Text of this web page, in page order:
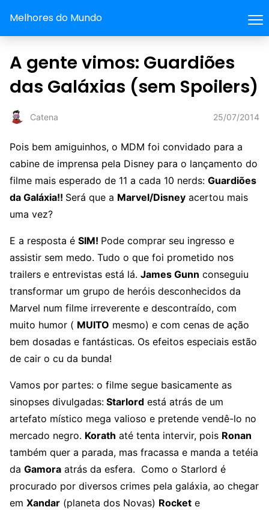
Melhores do Mundo
A gente vimos: Guardiões
das Galáxias (sem Spoilers)
Catena 25/07/2014
Pois bem amiguinhos, o MDM foi convidado para a
cabine de imprensa pela Disney para o lançamento do
filme mais esperado de 11 a cada 10 nerds: Guardiões
da Galáxia!! Será que a Marvel/Disney acertou mais
uma vez?
E a resposta é SIM! Pode comprar seu ingresso e
assistir sem medo. Tudo o que foi prometido nos
trailers e entrevistas está lá. James Gunn conseguiu
transformar um grupo de heróis desconhecidos da
Marvel num filme irreverente e descontraído, com
muito humor ( MUITO mesmo) e com cenas de ação
bem dosadas e fantásticas. Os efeitos especiais estão
de cair o cu da bunda!
Vamos por partes: o filme segue basicamente as
sinopses divulgadas: Starlord está atrás de um
artefato místico mega valioso e pretende vendê-lo no
mercado negro. Korath até tenta intervir, pois Ronan
também quer a parada, mas fracassa e manda a tetéia
da Gamora atrás da esfera. Como o Starlord é
procurado por diversos crimes pela galáxia, ao chegar
em Xandar (planeta dos Novas) Rocket e